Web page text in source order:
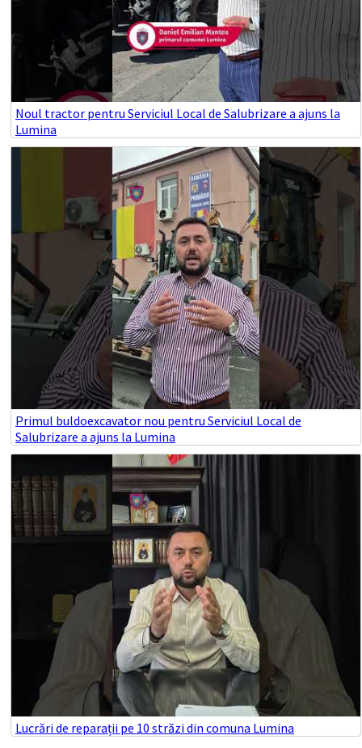
Noul tractor pentru Serviciul Local de Salubrizare a ajuns la
Lumina
Primul buldoexcavator nou pentru Serviciul Local de
Salubrizare a ajuns la Lumina
Lucrări de reparații pe 10 străzi din comuna Lumina